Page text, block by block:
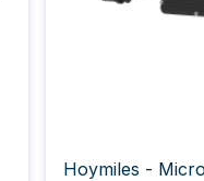
Hoymiles -